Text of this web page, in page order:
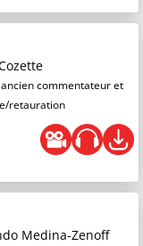
commentateur et
retauration
Medina-Zenoff